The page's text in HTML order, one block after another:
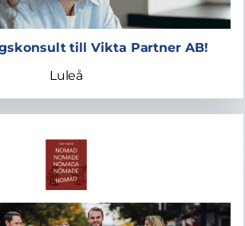
till Vikta Partner AB!
Luleå